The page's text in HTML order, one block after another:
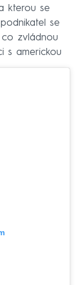
kterou se
se
co zvládnou
s americkou